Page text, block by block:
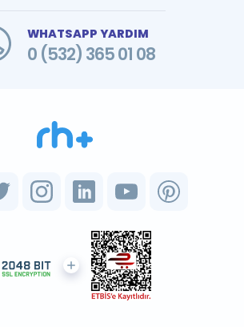
WHATSAPP YARDIM
0 (532) 365 01 08